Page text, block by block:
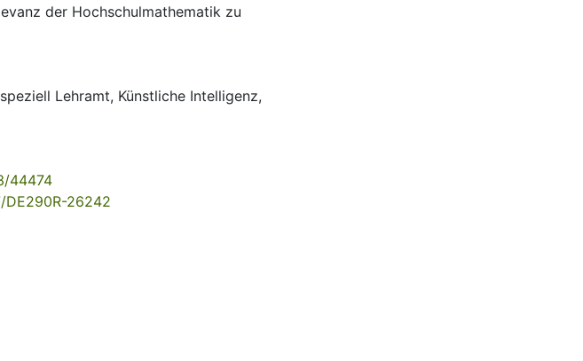
der Hochschulmathematik zu
Lehramt, Künstliche Intelligenz,
44474
DE290R-26242